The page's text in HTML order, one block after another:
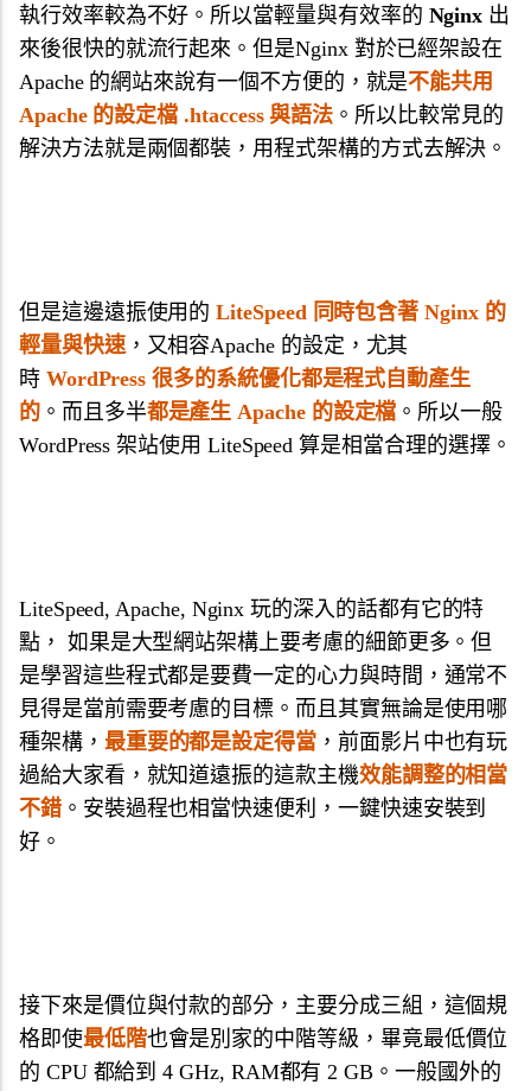
執行效率較為不好。所以當輕量與有效率的 Nginx 出
來後很快的就流行起來。但是Nginx 對於已經架設在
Apache 的網站來說有一個不方便的，就是不能共用
Apache 的設定檔 .htaccess 與語法 。所以比較常見的
解決方法就是兩個都裝，用程式架構的方式去解決。
但是這邊遠振使用的LiteSpeed 同時包含著 Nginx 的
輕量與快速，又相容Apache 的設定，尤其
時 WordPress 很多的系統優化都是程式自動產生
的。而且多半都是產生 Apache 的設定檔 。所以一般
WordPress 架站使用 LiteSpeed 算是相當合理的選擇。
LiteSpeed, Apache, Nginx 玩的深入的話都有它的特
點， 如果是大型網站架構上要考慮的細節更多。但
是學習這些程式都是要費一定的心力與時間，通常不
見得是當前需要考慮的目標。而且其實無論是使用哪
種架構， 最重要的都是設定得當 ，前面影片中也有玩
過給大家看，就知道遠振的這款主機效能調整的相當
不錯。安裝過程也相當快速便利，一鍵快速安裝到
好。
接下來是價位與付款的部分，主要分成三組，這個規
格即使最低階也會是別家的中階等級，畢竟最低價位
的 CPU 都給到 4 GHz, RAM都有 2 GB。一般國外的